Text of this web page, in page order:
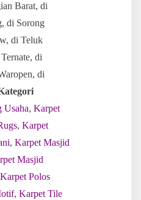
Barat, di
di Sorong
di Teluk
di
di
Usaha, Karpet
, Karpet
, Karpet Masjid
Masjid
Karpet Polos
, Karpet Tile